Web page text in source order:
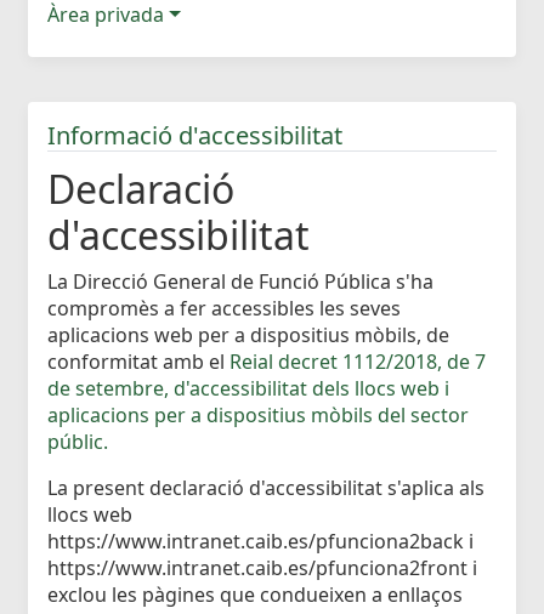
Àrea privada
Informació d'accessibilitat
Declaració
d'accessibilitat
La Direcció General de Funció Pública s'ha
compromès a fer accessibles les seves
aplicacions web per a dispositius mòbils, de
conformitat amb el Reial decret 1112/2018, de 7
de setembre, d'accessibilitat dels llocs web i
aplicacions per a dispositius mòbils del sector
públic.
La present declaració d'accessibilitat s'aplica als
llocs web
https://www.intranet.caib.es/pfunciona2back i
https://www.intranet.caib.es/pfunciona2front i
exclou les pàgines que condueixen a enllaços